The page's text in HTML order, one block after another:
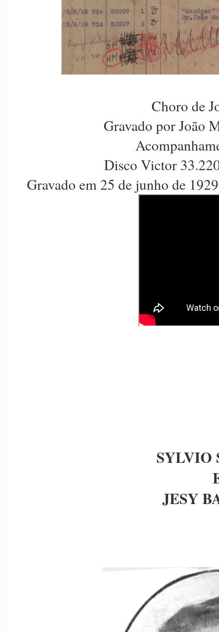
Choro de
Gravado por João
Disco Victor
Gravado em 25 de junho de
SYLVIO
JESY